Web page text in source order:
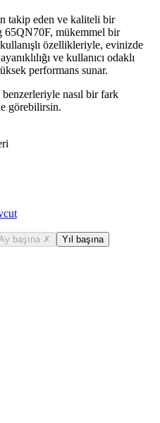
takip eden ve kaliteli bir
65QN70F, mükemmel bir
özellikleriyle, evinizde
ve kullanıcı odaklı
performans sunar.
nasıl bir fark
görebilirsin.
başına ✗ Yıl başına